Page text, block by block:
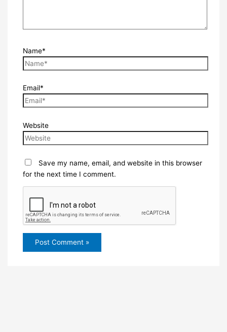
Name*
Email*
Website
Save my name, email, and website in this browser
for the next time I comment.